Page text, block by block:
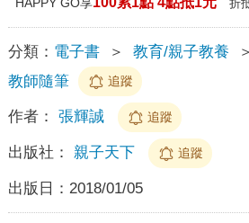
折
分類： 電子書 ＞ 教育/親子教養 ＞
教師隨筆
追蹤
作者： 張輝誠 追蹤
出版社： 親子天下 追蹤
出版日： 2018/01/05